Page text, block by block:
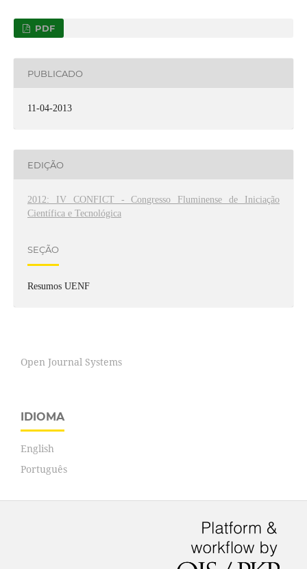
PDF
PUBLICADO
11-04-2013
EDIÇÃO
2012: IV CONFICT - Congresso Fluminense de Iniciação
Científica e Tecnológica
SEÇÃO
Resumos UENF
Open Journal Systems
IDIOMA
English
Português